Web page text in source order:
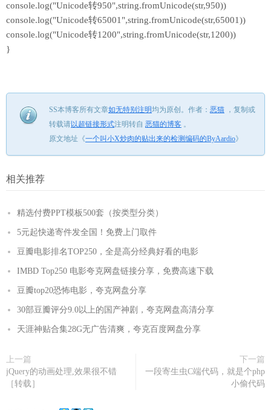
console.log("Unicode转950",string.fromUnicode(str,950))
console.log("Unicode转65001",string.fromUnicode(str,65001))
console.log("Unicode转1200",string.fromUnicode(str,1200))
}
SS本博客所有文章如无特别注明均为原创。 作者： 恶猫 ， 复制或
转载请以超链接形式注明转自 恶猫的博客 。
原文地址《一个叫小X炒肉的贴出来的检测编码的ByAardio》
相关推荐
精选付费PPT模板500套（按类型分类）
5元起快递寄件发全国！免费上门取件
豆瓣电影排名TOP250，全是高分经典好看的电影
IMBD Top250 电影夸克网盘链接分享，免费高速下载
豆瓣top20恐怖电影，夸克网盘分享
30部豆瓣评分9.0以上的国产神剧，夸克网盘高清分享
天涯神贴合集28G无广告清爽，夸克百度网盘分享
上一篇
jQuery的动画处理,效果很不错
［转载］
下一篇
一段寄生虫C端代码，就是个php
小偷代码